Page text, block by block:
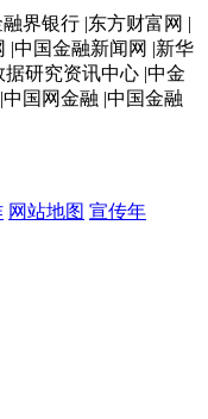
界银行 |东方财富网 |
|中国金融新闻网 |新华
研究资讯中心 |中金
国网金融 |中国金融
网站地图 宣传年